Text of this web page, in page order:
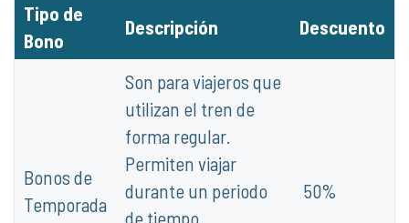
Tipo de
Bono
Descripción Descuento
Bonos de
Temporada
Son para viajeros que
utilizan el tren de
forma regular.
Permiten viajar
durante un periodo
de tiempo
50%